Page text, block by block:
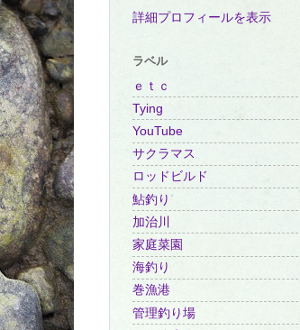
詳細プロフィールを表示
ラベル
ｅｔｃ
Tying
YouTube
サクラマス
ロッドビルド
鮎釣り
加治川
家庭菜園
海釣り
巻漁港
管理釣り場